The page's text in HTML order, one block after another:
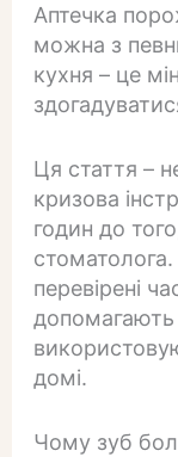
Аптечка
можна з
кухня – це
Ця стаття –
кризова
годин до
перевірені
допомагають
домі.
Чому зуб